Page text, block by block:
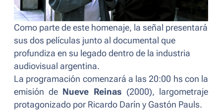
Como parte de este homenaje, la señal presentará
sus dos películas junto al documental que
profundiza en su legado dentro de la industria
audiovisual argentina.
La programación comenzará a las 20:00 hs con la
emisión de Nueve Reinas (2000), largometraje
protagonizado por Ricardo Darín y Gastón Pauls.